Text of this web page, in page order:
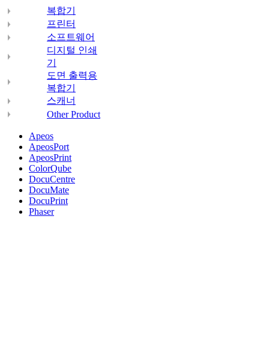
복합기
프린터
소프트웨어
디지털 인쇄
기
도면 출력용
복합기
스캐너
Other Product
Apeos
ApeosPort
ApeosPrint
ColorQube
DocuCentre
DocuMate
DocuPrint
Phaser